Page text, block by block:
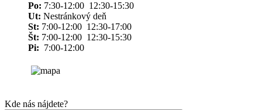
Po: 7:30-12:00 12:30-15:30
Ut: Nestránkový deň
St: 7:00-12:00 12:30-17:00
Št: 7:00-12:00 12:30-15:30
Pi: 7:00-12:00
Kde nás nájdete?